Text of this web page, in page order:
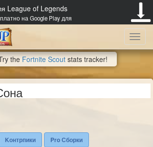
League of Legends
на Google Play для
the Fortnite Scout stats tracker!
Kонтрпики Pro Сборки